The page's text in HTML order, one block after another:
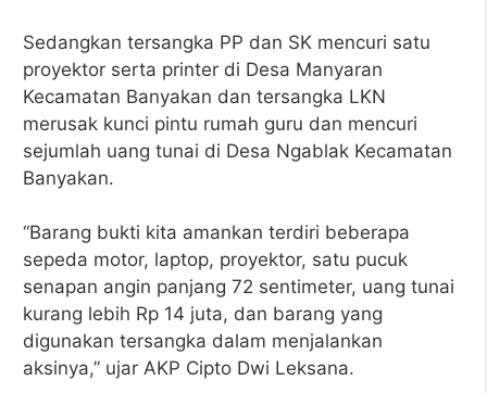
Sedangkan tersangka PP dan SK mencuri satu
proyektor serta printer di Desa Manyaran
Kecamatan Banyakan dan tersangka LKN
merusak kunci pintu rumah guru dan mencuri
sejumlah uang tunai di Desa Ngablak Kecamatan
Banyakan.
“Barang bukti kita amankan terdiri beberapa
sepeda motor, laptop, proyektor, satu pucuk
senapan angin panjang 72 sentimeter, uang tunai
kurang lebih Rp 14 juta, dan barang yang
digunakan tersangka dalam menjalankan
aksinya,” ujar AKP Cipto Dwi Leksana.